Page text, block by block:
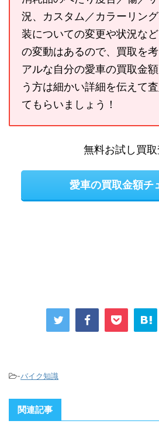
況、カスタム／カラーリン
装についての変更や状況な
の変動はあるので、買取を
アルな自分の愛車の買取金
う方は細かい詳細を伝えて
てもらいましょう！
無料お試し買取
愛車の買取金額チ
-バイク知識
関連記事